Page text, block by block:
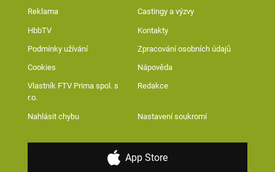
Reklama Castingy a výzvy
HbbTV Kontakty
Podmínky užívání Zpracování osobních údajů
Cookies Nápověda
Vlastník FTV Prima spol. s
r.o.
Redakce
Nahlásit chybu Nastavení soukromí
App Store